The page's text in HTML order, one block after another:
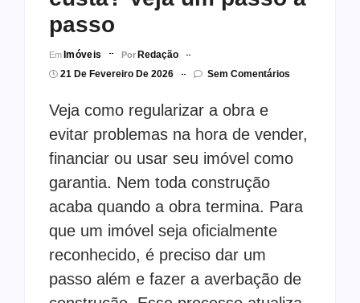
passo
Em Imóveis Por Redação
21 De Fevereiro De 2026
Sem Comentários
Veja como regularizar a obra e
evitar problemas na hora de vender,
financiar ou usar seu imóvel como
garantia. Nem toda construção
acaba quando a obra termina. Para
que um imóvel seja oficialmente
reconhecido, é preciso dar um
passo além e fazer a averbação de